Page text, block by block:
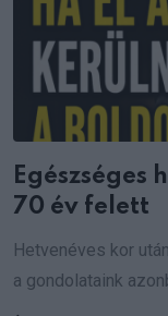
70 év felett
Hetvenéves kor
a gondolataink